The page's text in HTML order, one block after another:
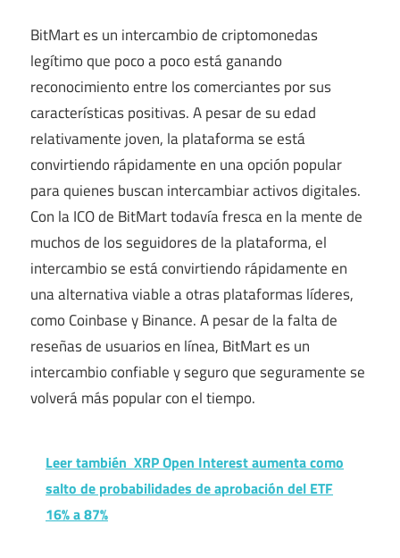
BitMart es un intercambio de criptomonedas
legítimo que poco a poco está ganando
reconocimiento entre los comerciantes por sus
características positivas. A pesar de su edad
relativamente joven, la plataforma se está
convirtiendo rápidamente en una opción popular
para quienes buscan intercambiar activos digitales.
Con la ICO de BitMart todavía fresca en la mente de
muchos de los seguidores de la plataforma, el
intercambio se está convirtiendo rápidamente en
una alternativa viable a otras plataformas líderes,
como Coinbase y Binance. A pesar de la falta de
reseñas de usuarios en línea, BitMart es un
intercambio confiable y seguro que seguramente se
volverá más popular con el tiempo.
Leer también XRP Open Interest aumenta como
salto de probabilidades de aprobación del ETF
16% a 87%